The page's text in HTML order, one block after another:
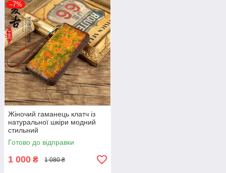
–7%
Жіночий гаманець клатч із
натуральної шкіри модний
стильний
Готово до відправки
1 000 ₴ 1 080 ₴